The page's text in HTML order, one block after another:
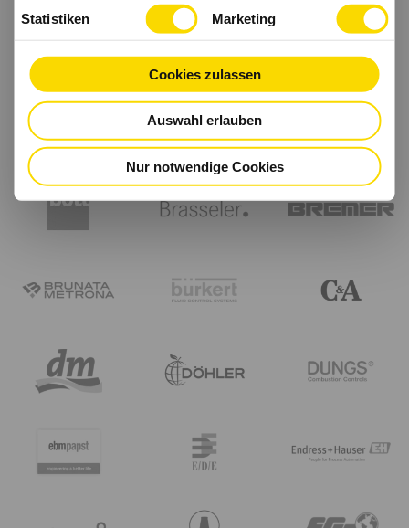
Statistiken Marketing
Cookies zulassen
Auswahl erlauben
Nur notwendige Cookies